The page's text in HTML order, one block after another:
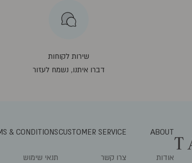
שירות לקוחות
דברו איתנו, נשמח לעזור
ABOUT
אודות
CUSTOMER SERVICE
צרו קשר
& CONDITIONS
תנאי שימוש